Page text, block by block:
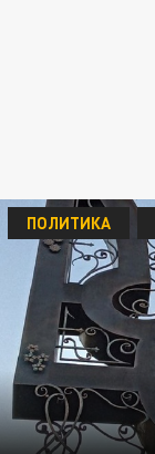
ПОЛИТИКА